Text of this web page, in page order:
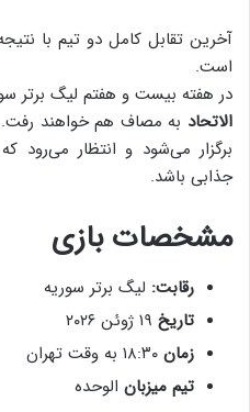
است.
در هفته بیست و هفتم لیگ برتر
الاتحاد به مصاف هم خواهند رفت.
برگزار می‌شود و انتظار می‌رود
جذابی باشد.
مشخصات بازی
رقابت: لیگ برتر سوریه
تاریخ
زمان
تیم میزبان الوحده